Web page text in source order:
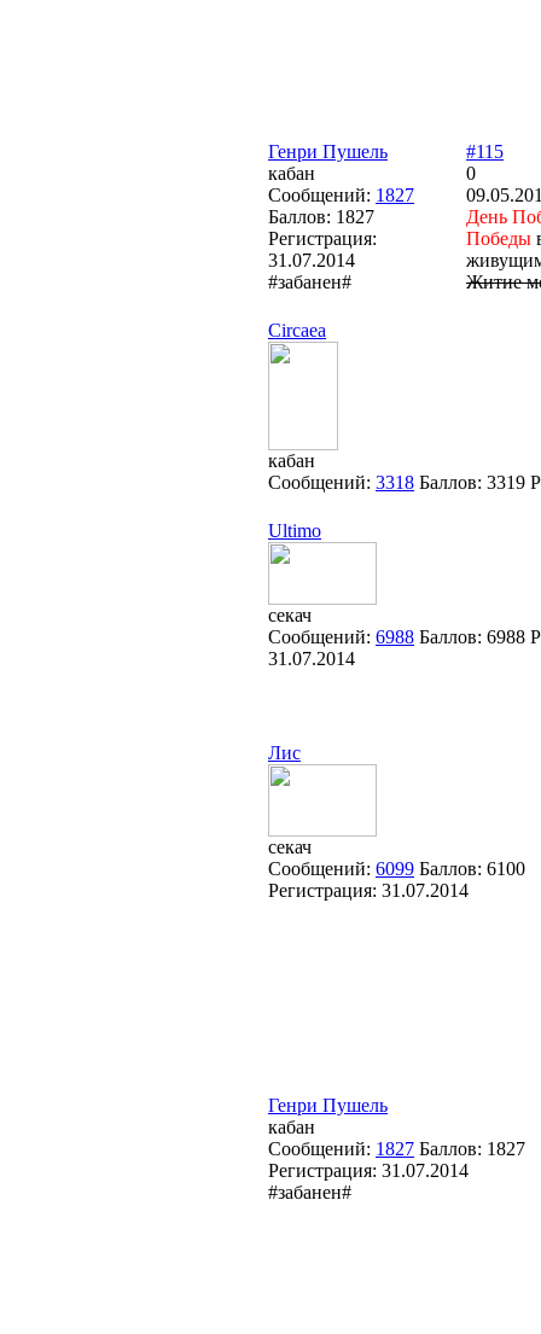
Генри Пушель
кабан
Сообщений: 1827
Баллов: 1827
Регистрация:
31.07.2014
#забанен#
#115
0
День
Победы
Житие
Circaea
кабан
Сообщений: 3318 Баллов: 3319
Ultimo
секач
Сообщений: 6988 Баллов: 6988
31.07.2014
Лис
секач
Сообщений: 6099 Баллов: 6100
Регистрация: 31.07.2014
Генри Пушель
кабан
Сообщений: 1827 Баллов: 1827
Регистрация: 31.07.2014
#забанен#